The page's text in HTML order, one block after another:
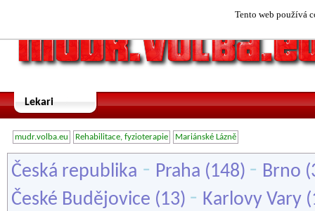
Tento web používá
Lekari
mudr.volba.eu Rehabilitace, fyzioterapie Mariánské Lázně
Česká republika - Praha (148) - Brno
České Budějovice (13) - Karlovy Vary